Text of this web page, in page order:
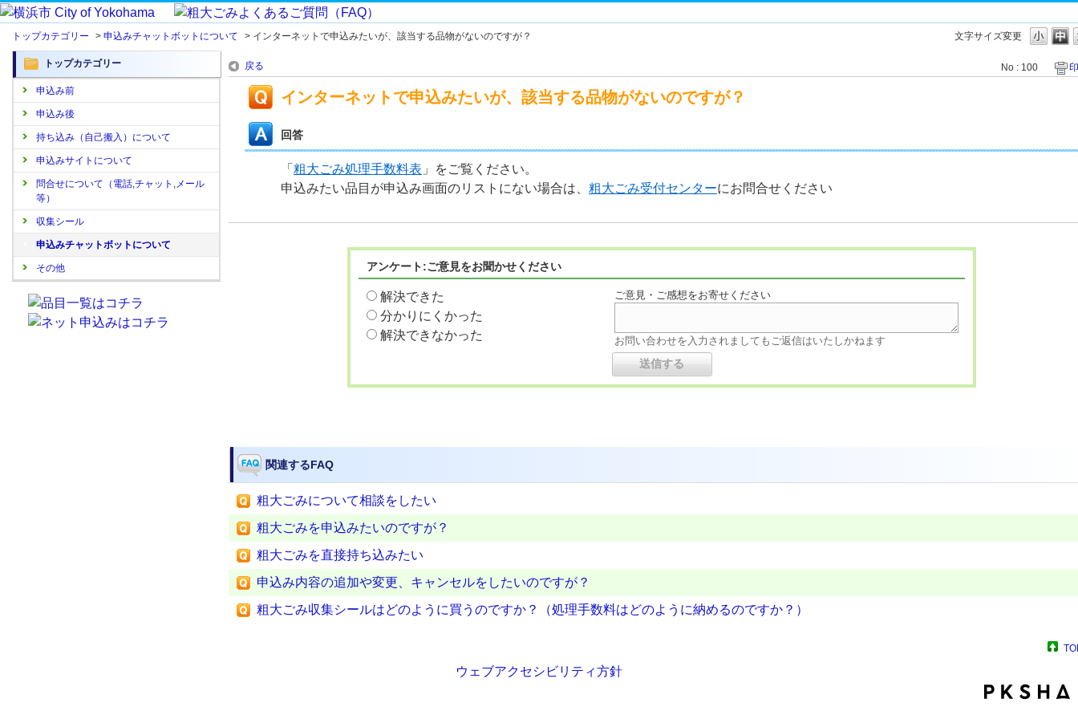
文字サイズ変更
トップカテゴリー > 申込みチャットボットについて > インターネットで申込みたいが、該当する品物がないのですが？
トップカテゴリー
申込み前
申込み後
持ち込み（自己搬入）について
申込みサイトについて
問合せについて（電話,チャット,メール
等）
収集シール
申込みチャットボットについて
その他
戻る No : 100
インターネットで申込みたいが、該当する品物がないのですが？
回答
「 粗大ごみ処理手数料表 」をご覧ください。
申込みたい品目が申込み画面のリストにない場合は、 粗大ごみ受付センターにお問合せください
アンケート:ご意見をお聞かせください
解決できた
分かりにくかった
解決できなかった
ご意見・ご感想をお寄せください
お問い合わせを入力されましてもご返信はいたしかねます
関連するFAQ
粗大ごみについて相談をしたい
粗大ごみを申込みたいのですが？
粗大ごみを直接持ち込みたい
申込み内容の追加や変更、キャンセルをしたいのですが？
粗大ごみ収集シールはどのように買うのですか？（処理手数料はどのように納めるのですか？）
ウェブアクセシビリティ方針